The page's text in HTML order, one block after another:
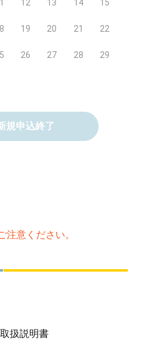
12 13 14 15
19 20 21 22
26 27 28 29
規申込終了
意ください。
扱説明書